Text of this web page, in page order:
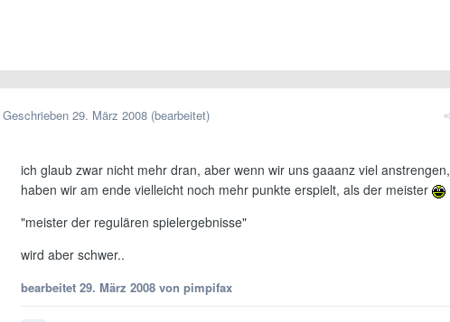
Geschrieben 29. März 2008 (bearbeitet)
ich glaub zwar nicht mehr dran, aber wenn wir uns gaaanz viel anstrengen,
haben wir am ende vielleicht noch mehr punkte erspielt, als der meister
"meister der regulären spielergebnisse"
wird aber schwer..
bearbeitet 29. März 2008 von pimpifax